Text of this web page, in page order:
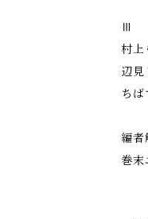
Ⅲ
村上
辺見
ちば
編者
巻末